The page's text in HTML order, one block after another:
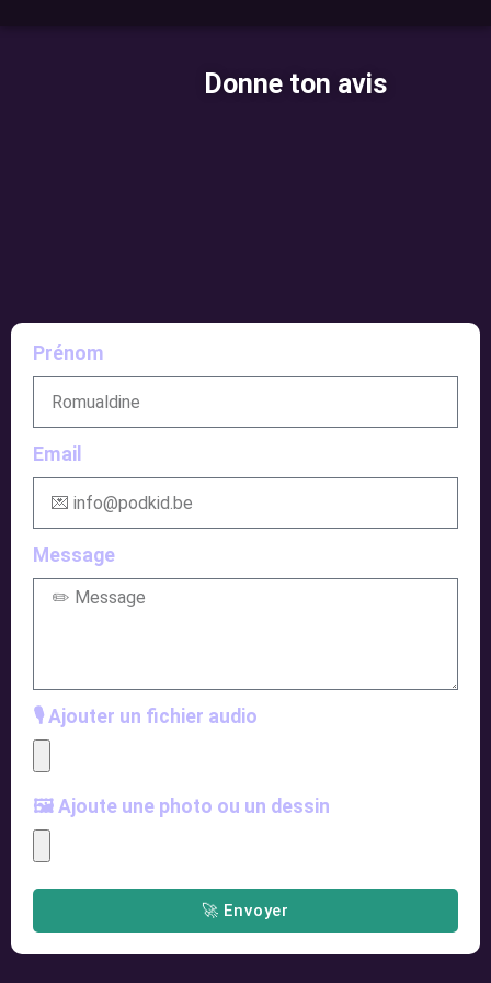
Donne ton avis
Prénom
Email
Message
🎙 Ajouter un fichier audio
🖼 Ajoute une photo ou un dessin
🚀 Envoyer